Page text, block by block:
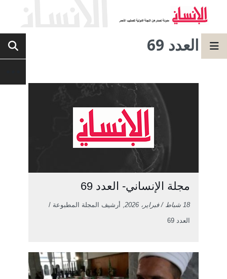
العدد 69
مجلة الإنساني- العدد 69
18 شباط / فبراير، 2026 , أرشيف المجلة المطبوعة /
العدد 69